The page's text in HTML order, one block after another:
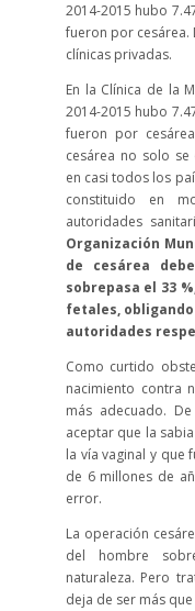
2014-2015 hubo
fueron por cesárea.
clínicas privadas.
En la Clínica de la
2014-2015 hubo
fueron por
cesárea no solo
en casi todos los
constituido en
autoridades
Organización
de cesárea
sobrepasa el 33
fetales,
autoridades
Como curtido
nacimiento contra
más adecuado.
aceptar que la
la vía vaginal y que
de 6 millones de
error.
La operación
del hombre
naturaleza. Pero
deja de ser más